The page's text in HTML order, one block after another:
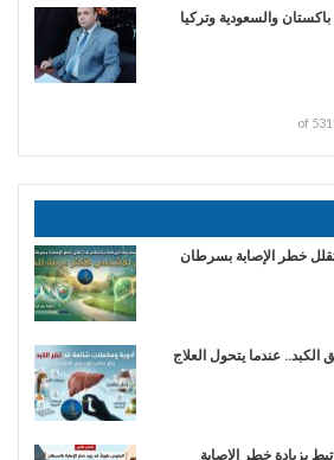
باكستان والسعودية وتركيا
خطر الإصابة بسرطان
عندما يتحول العلاج
بزيادة خطر الإصابة